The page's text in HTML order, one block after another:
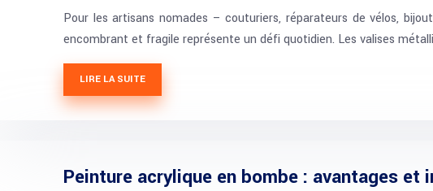
Pour les artisans nomades – couturiers, réparateurs de vélos,
encombrant et fragile représente un défi quotidien. Les valises
LIRE LA SUITE
Peinture acrylique en bombe : avantages et